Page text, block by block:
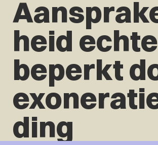
heid
beperkt
ding